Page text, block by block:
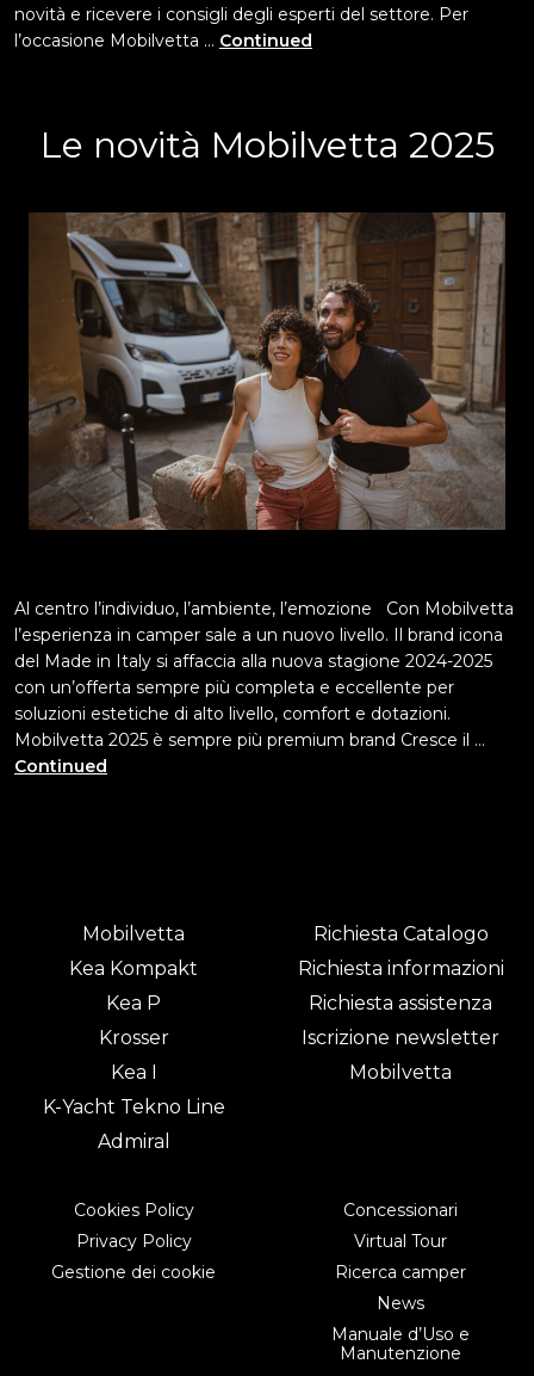
novità e ricevere i consigli degli esperti del settore. Per
l’occasione Mobilvetta … Continued
Le novità Mobilvetta 2025
Al centro l’individuo, l’ambiente, l’emozione Con Mobilvetta
l’esperienza in camper sale a un nuovo livello. Il brand icona
del Made in Italy si affaccia alla nuova stagione 2024-2025
con un’offerta sempre più completa e eccellente per
soluzioni estetiche di alto livello, comfort e dotazioni.
Mobilvetta 2025 è sempre più premium brand Cresce il …
Continued
Mobilvetta
Kea Kompakt
Kea P
Krosser
Kea I
K-Yacht Tekno Line
Admiral
Richiesta Catalogo
Richiesta informazioni
Richiesta assistenza
Iscrizione newsletter
Mobilvetta
Cookies Policy
Privacy Policy
Gestione dei cookie
Concessionari
Virtual Tour
Ricerca camper
News
Manuale d’Uso e
Manutenzione